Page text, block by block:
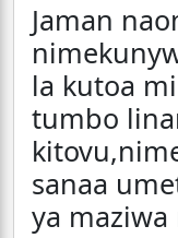
Jaman
la kutoa
tumbo
sanaa
ya